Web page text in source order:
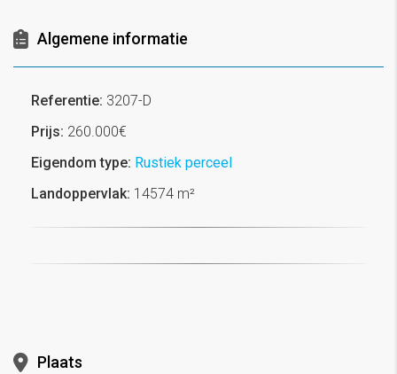
Algemene informatie
Referentie: 3207-D
Prijs: 260.000€
Eigendom type: Rustiek perceel
Landoppervlak: 14574 m²
Plaats